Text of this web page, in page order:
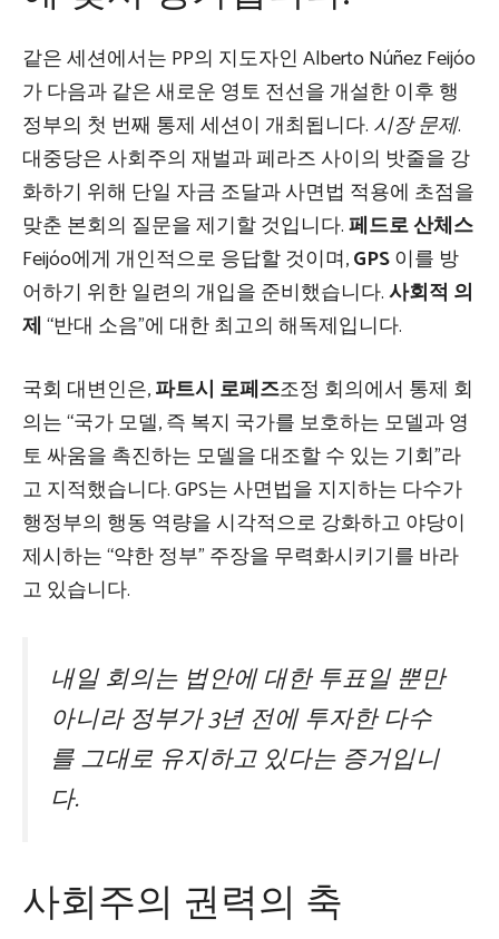
같은 세션에서는 PP의 지도자인 Alberto Núñez Feijóo
가 다음과 같은 새로운 영토 전선을 개설한 이후 행
정부의 첫 번째 통제 세션이 개최됩니다. 시장 문제.
대중당은 사회주의 재벌과 페라즈 사이의 밧줄을 강
화하기 위해 단일 자금 조달과 사면법 적용에 초점을
맞춘 본회의 질문을 제기할 것입니다.페드로 산체스
Feijóo에게 개인적으로 응답할 것이며,GPS이를 방
어하기 위한 일련의 개입을 준비했습니다.사회적 의
제 “반대 소음”에 대한 최고의 해독제입니다.
국회 대변인은,파트시 로페즈조정 회의에서 통제 회
의는 “국가 모델, 즉 복지 국가를 보호하는 모델과 영
토 싸움을 촉진하는 모델을 대조할 수 있는 기회”라
고 지적했습니다. GPS는 사면법을 지지하는 다수가
행정부의 행동 역량을 시각적으로 강화하고 야당이
제시하는 “약한 정부” 주장을 무력화시키기를 바라
고 있습니다.
내일 회의는 법안에 대한 투표일 뿐만
아니라 정부가 3년 전에 투자한 다수
를 그대로 유지하고 있다는 증거입니
다.
사회주의 권력의 축